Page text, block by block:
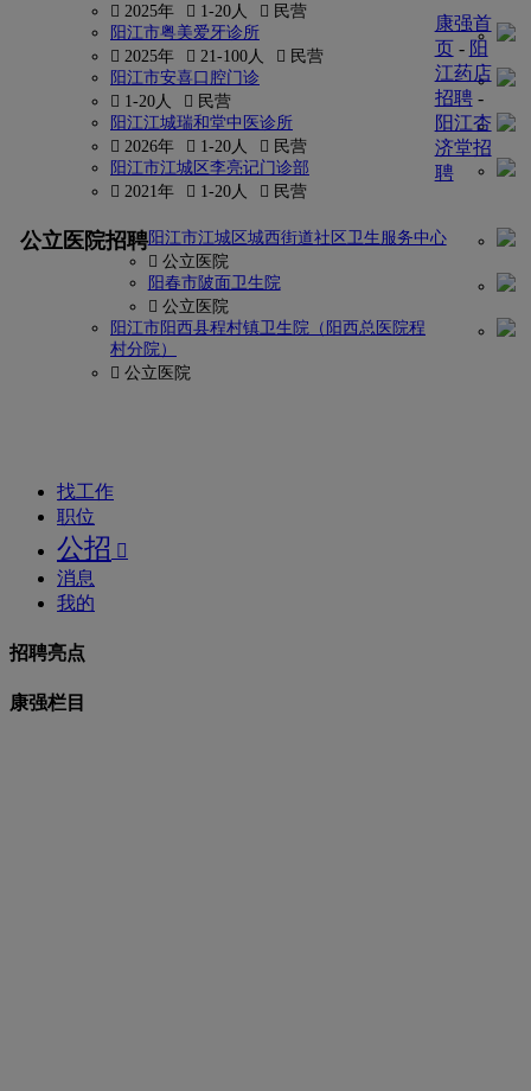
 2025年
 1-20人
 民营
阳江市粤美爱牙诊所
 2025年
 21-100人
 民营
阳江市安喜口腔门诊
 1-20人
 民营
阳江江城瑞和堂中医诊所
 2026年
 1-20人
 民营
阳江市江城区李亮记门诊部
 2021年
 1-20人  民营
公立医院招聘阳江市江城区城西街道社区卫生服务中心
 公立医院
阳春市陂面卫生院
 公立医院
阳江市阳西县程村镇卫生院（阳西总医院程
村分院）
 公立医院
康强首
页- 阳
江药店
招聘-
阳江杏
济堂招
聘
密
找工作
职位
公招 
消息
我的
招聘亮点
康强栏目